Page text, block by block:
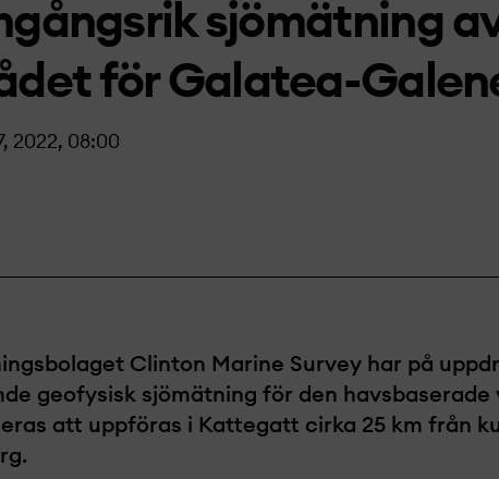
sjömätning
för Galatea-
2022, 08:00
Clinton Marine Survey har på
geofysisk sjömätning för den havsbaserade
att uppföras i Kattegatt cirka 25 km från